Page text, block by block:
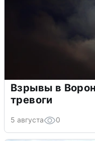
Взрывы в
тревоги
5 августа 0